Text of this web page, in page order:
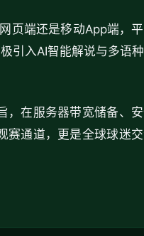
页端还是移动App端，
引入AI智能解说与多语
，在服务器带宽储备、
赛通道，更是全球球迷